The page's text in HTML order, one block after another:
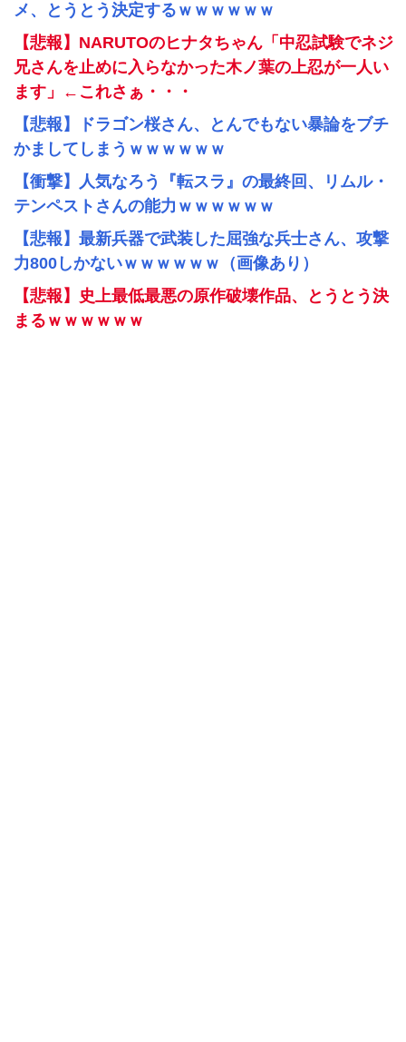
メ、とうとう決定するｗｗｗｗｗｗ
【悲報】NARUTOのヒナタちゃん「中忍試験でネジ
兄さんを止めに入らなかった木ノ葉の上忍が一人い
ます」←これさぁ・・・
【悲報】ドラゴン桜さん、とんでもない暴論をブチ
かましてしまうｗｗｗｗｗｗ
【衝撃】人気なろう『転スラ』の最終回、リムル・
テンペストさんの能力ｗｗｗｗｗｗ
【悲報】最新兵器で武装した屈強な兵士さん、攻撃
力800しかないｗｗｗｗｗｗ（画像あり）
【悲報】史上最低最悪の原作破壊作品、とうとう決
まるｗｗｗｗｗｗ